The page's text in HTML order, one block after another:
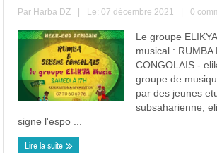
Par Harba DZ Le: 07 décembre 2021 0
Le groupe
musical : RUMBA
CONGOLAIS -
groupe de
par des jeunes
subsaharienne,
signe l'espo ...
Lire la suite